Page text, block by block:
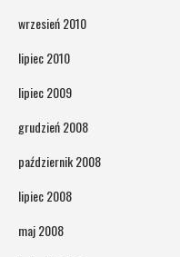
wrzesień 2010
lipiec 2010
lipiec 2009
grudzień 2008
październik 2008
lipiec 2008
maj 2008